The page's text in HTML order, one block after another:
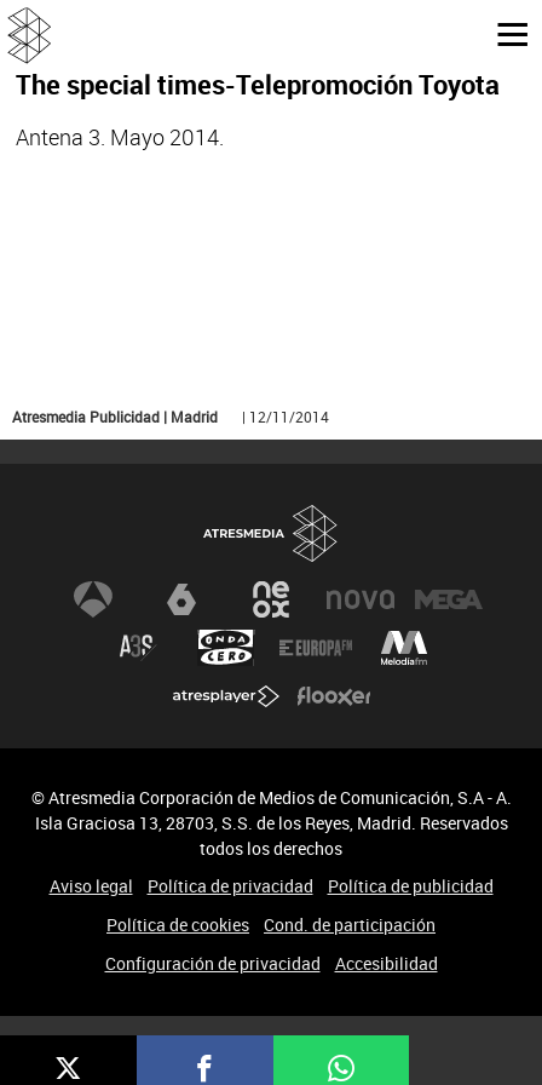
The special times-Telepromoción Toyota
Antena 3. Mayo 2014.
Atresmedia Publicidad | Madrid | 12/11/2014
© Atresmedia Corporación de Medios de Comunicación, S.A - A.
Isla Graciosa 13, 28703, S.S. de los Reyes, Madrid. Reservados
todos los derechos
Aviso legal
Política de privacidad
Política de publicidad
Política de cookies
Cond. de participación
Configuración de privacidad
Accesibilidad